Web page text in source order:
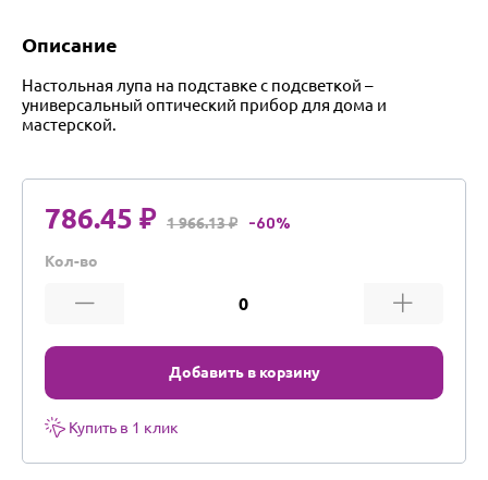
Описание
Настольная лупа на подставке с подсветкой –
универсальный оптический прибор для дома и
мастерской.
786.45 ₽ 1 966.13 ₽ -60%
Кол-во
Добавить в корзину
Купить в 1 клик